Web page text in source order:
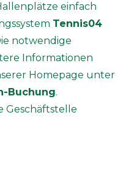
einfach
Tennis04
notwendige
Informationen
Homepage unter
Buchung.
Geschäftstelle